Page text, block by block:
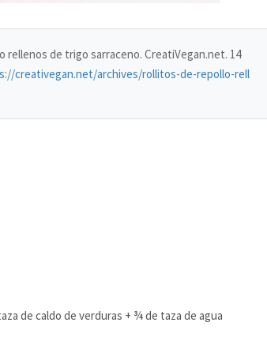
rellenos de trigo sarraceno. CreatiVegan.net. 14
creativegan.net/archives/rollitos-de-repollo-rell
de caldo de verduras + ¾ de taza de agua